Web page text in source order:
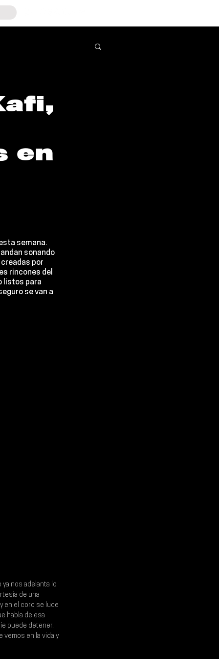
en
semana.
sonando
por
rincones del
listos para
se van a
ya nos adelanta lo
de una
en el coro se luce
habla de esa
puede detener.
vemos en la vida y